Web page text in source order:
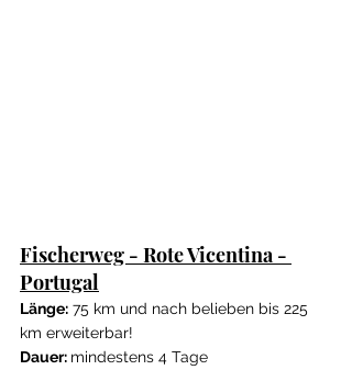
Fischerweg - Rote Vicentina -
Portugal
Länge: 75 km und nach belieben bis 225
km erweiterbar!
Dauer: mindestens 4 Tage